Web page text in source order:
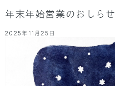
年末年始営業のおしらせ
2025年11月25日